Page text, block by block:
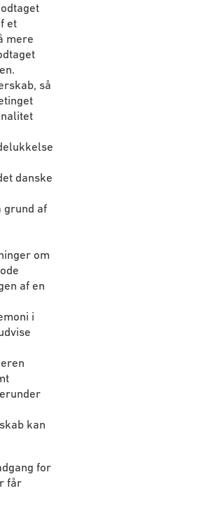
et
mere
så
danske
grund af
om
af en
i
kan
for
får